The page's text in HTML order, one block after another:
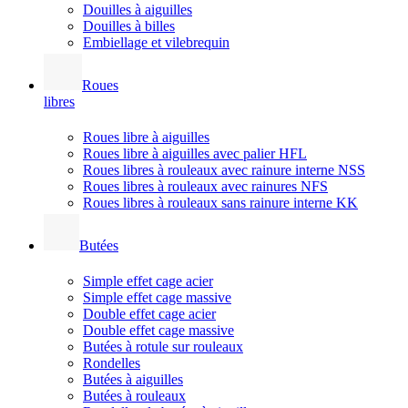
Douilles à aiguilles
Douilles à billes
Embiellage et vilebrequin
Roues
libres
Roues libre à aiguilles
Roues libre à aiguilles avec palier HFL
Roues libres à rouleaux avec rainure interne NSS
Roues libres à rouleaux avec rainures NFS
Roues libres à rouleaux sans rainure interne KK
Butées
Simple effet cage acier
Simple effet cage massive
Double effet cage acier
Double effet cage massive
Butées à rotule sur rouleaux
Rondelles
Butées à aiguilles
Butées à rouleaux